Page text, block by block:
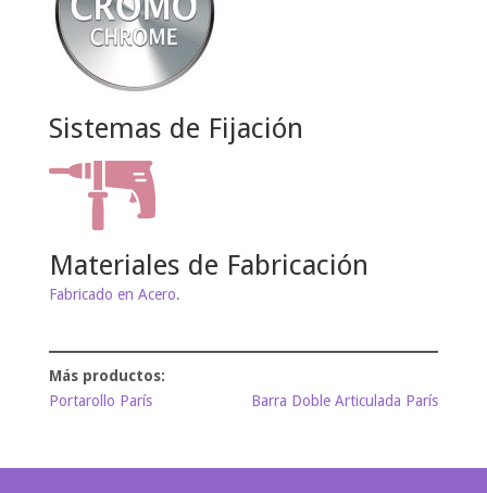
Sistemas de Fijación
Materiales de Fabricación
Fabricado en Acero.
Portarollo París Barra Doble Articulada París